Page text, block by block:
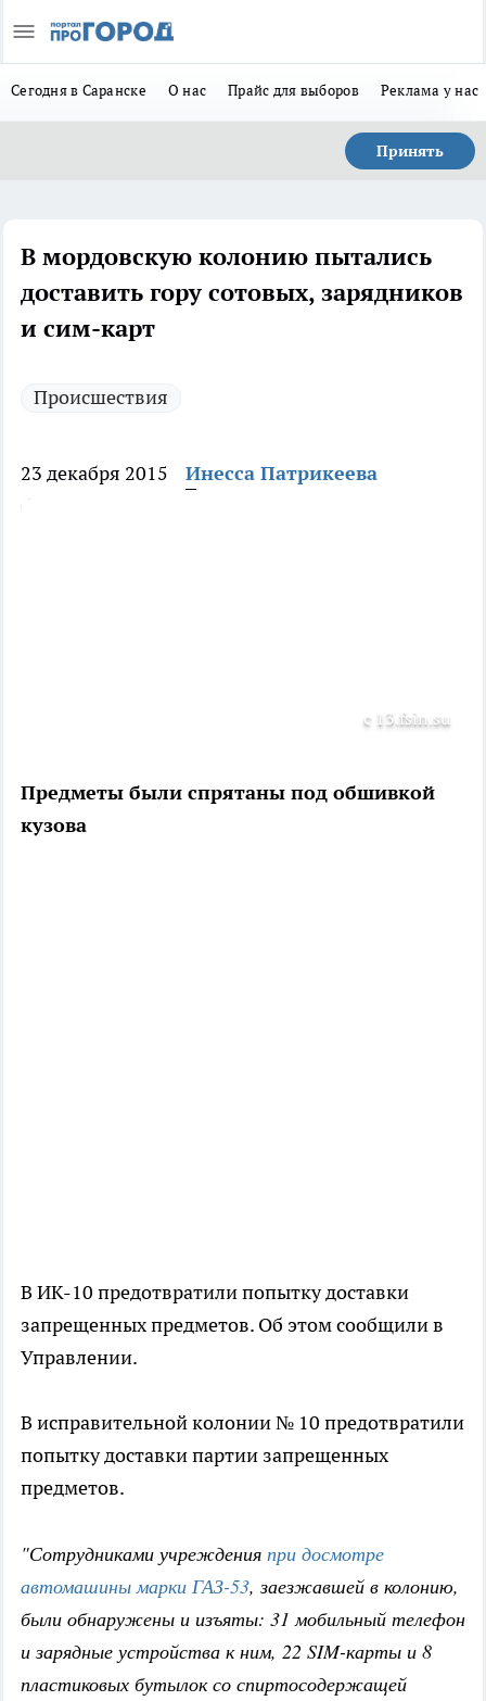
Сегодня в Саранске О нас Прайс для выборов Реклама у нас
Принять
В мордовскую колонию пытались
доставить гору сотовых, зарядников
и сим-карт
Происшествия
23 декабря 2015 Инесса Патрикеева
с 13.fsin.su
Предметы были спрятаны под обшивкой
кузова
В ИК-10 предотвратили попытку доставки
запрещенных предметов. Об этом сообщили в
Управлении.
В исправительной колонии № 10 предотвратили
попытку доставки партии запрещенных
предметов.
"Сотрудниками учреждения при досмотре
автомашины марки ГАЗ-53, заезжавшей в колонию,
были обнаружены и изъяты: 31 мобильный телефон
и зарядные устройства к ним, 22 SIM-карты и 8
пластиковых бутылок со спиртосодержащей